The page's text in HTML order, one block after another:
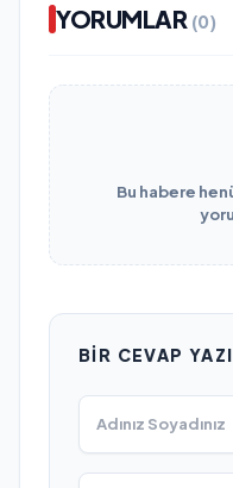
YORUMLAR (0)
Bu habere
BIR CEVAP